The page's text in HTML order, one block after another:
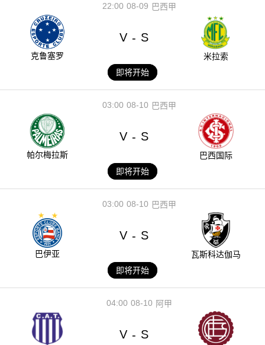
08-09
22:00 巴西甲
克鲁塞罗
V - S
米拉索
即将开始
08-10
03:00 巴西甲
帕尔梅拉斯
V - S
巴西国际
即将开始
08-10
03:00 巴西甲
巴伊亚
V - S
瓦斯科达伽马
即将开始
08-10
04:00 阿甲
V - S